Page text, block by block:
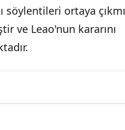
ortaya
ve Leao'nun kararını